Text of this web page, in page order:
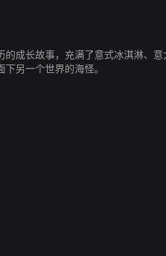
成长故事，充满了意式冰淇淋、
另一个世界的海怪。